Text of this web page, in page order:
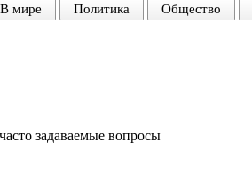
В мире Политика Общество
задаваемые вопросы